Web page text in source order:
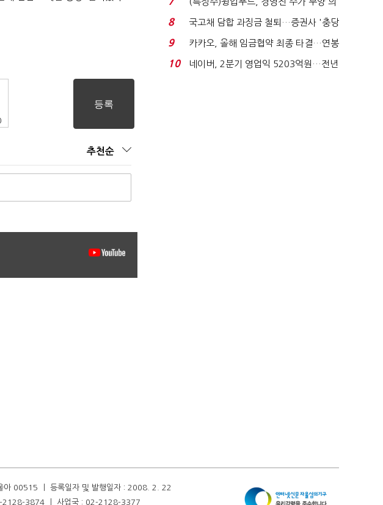
추천순
지에 상한가...
8
국고채 담합 과징금 철퇴…증권사 '충당
금 폭탄' 우려...
9
카카오, 올해 임금협약 최종 타결…연봉
6.3% 인상·격려...
10
네이버, 2분기 영업익 5203억원…전년
아 00515 ㅣ 등록일자 및 발행일자 : 2008. 2. 22
2128-3874 ㅣ 사업국 : 02-2128-3377